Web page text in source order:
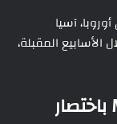
آسيا
المقبلة،